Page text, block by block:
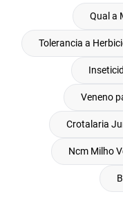
Qual a
Tolerancia a
Veneno
Crotalaria
Ncm Milho